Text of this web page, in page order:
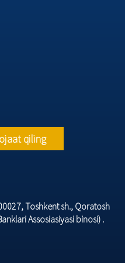
qiling
Toshkеnt sh., Qoratosh
Assosiasiyasi binosi) .